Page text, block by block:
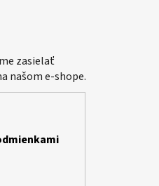
zasielať
našom e-shope.